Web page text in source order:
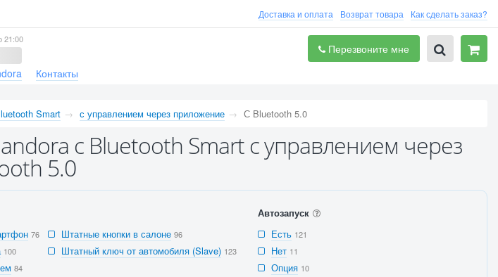
Доставка и оплата Возврат товара Как сделать заказ?
21:00
Перезвоните мне
Контакты
Smart с управлением через приложение С Bluetooth 5.0
с Bluetooth Smart с управлением через
5.0
76
100
84
Штатные кнопки в салоне 96
Штатный ключ от автомобиля (Slave) 123
Автозапуск
Есть 121
Нет 11
Опция 10